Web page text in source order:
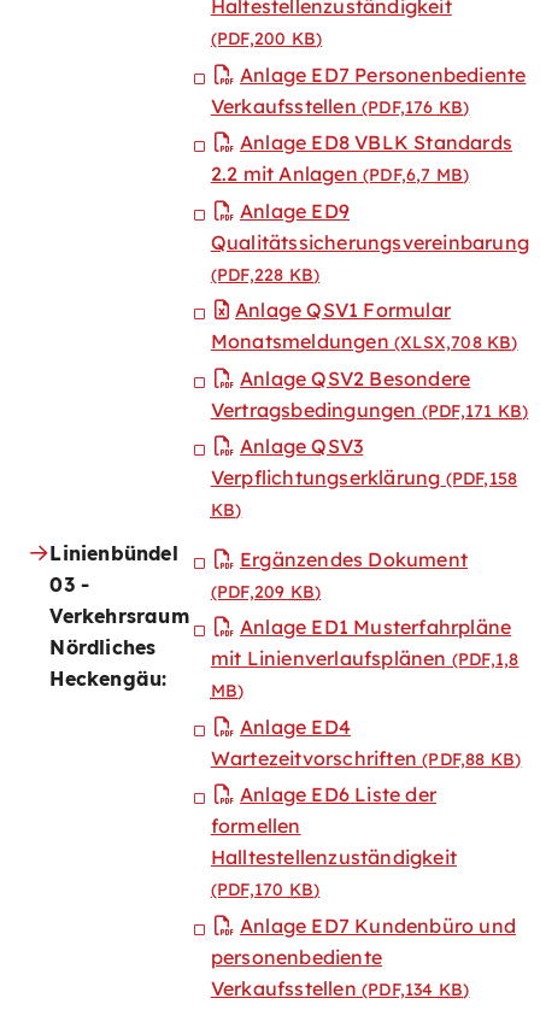
Haltestellenzuständigkeit
(PDF,200 KB)
Anlage ED7 Personenbediente
Verkaufsstellen (PDF,176 KB)
Anlage ED8 VBLK Standards
2.2 mit Anlagen (PDF,6,7 MB)
Anlage ED9
Qualitätssicherungsvereinbarung
(PDF,228 KB)
Anlage QSV1 Formular
Monatsmeldungen (XLSX,708 KB)
Anlage QSV2 Besondere
Vertragsbedingungen (PDF,171 KB)
Anlage QSV3
Verpflichtungserklärung (PDF,158
KB)
Linienbündel
03 -
Verkehrsraum
Nördliches
Heckengäu:
Ergänzendes Dokument
(PDF,209 KB)
Anlage ED1 Musterfahrpläne
mit Linienverlaufsplänen (PDF,1,8
MB)
Anlage ED4
Wartezeitvorschriften (PDF,88 KB)
Anlage ED6 Liste der
formellen
Halltestellenzuständigkeit
(PDF,170 KB)
Anlage ED7 Kundenbüro und
personenbediente
Verkaufsstellen (PDF,134 KB)